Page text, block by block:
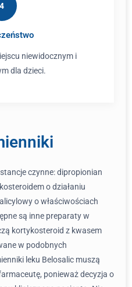
4
niewidocznym i
dla dzieci.
czynne: dipropionian
o działaniu
o właściwościach
są inne preparaty w
kortykosteroid z kwasem
w podobnych
leku Belosalic muszą
ponieważ decyzja o